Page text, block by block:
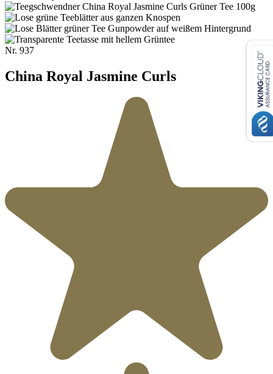
Nr. 937
China Royal Jasmine Curls